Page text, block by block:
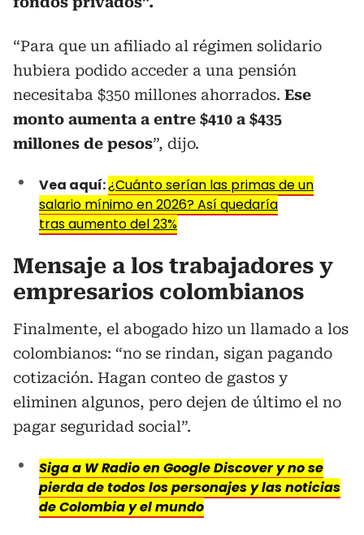
“Para que un afiliado al régimen solidario
hubiera podido acceder a una pensión
necesitaba $350 millones ahorrados. Ese
monto aumenta a entre $410 a $435
millones de pesos”, dijo.
Vea aquí:¿Cuánto serían las primas de un
salario mínimo en 2026? Así quedaría
tras aumento del 23%
Mensaje a los trabajadores y
empresarios colombianos
Finalmente, el abogado hizo un llamado a los
colombianos: “no se rindan, sigan pagando
cotización. Hagan conteo de gastos y
eliminen algunos, pero dejen de último el no
pagar seguridad social”.
Siga a W Radio en Google Discover y no se
pierda de todos los personajes y las noticias
de Colombia y el mundo